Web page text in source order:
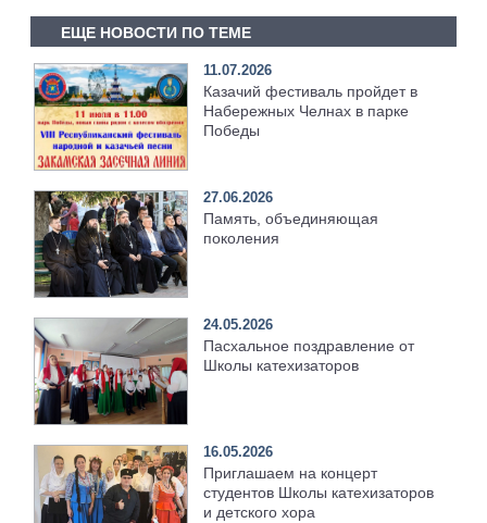
ЕЩЕ НОВОСТИ ПО ТЕМЕ
11.07.2026
Казачий фестиваль пройдет в
Набережных Челнах в парке
Победы
27.06.2026
Память, объединяющая
поколения
24.05.2026
Пасхальное поздравление от
Школы катехизаторов
16.05.2026
Приглашаем на концерт
студентов Школы катехизаторов
и детского хора